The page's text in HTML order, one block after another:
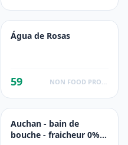
Água de Rosas
59
Auchan - bain de
bouche - fraicheur 0%